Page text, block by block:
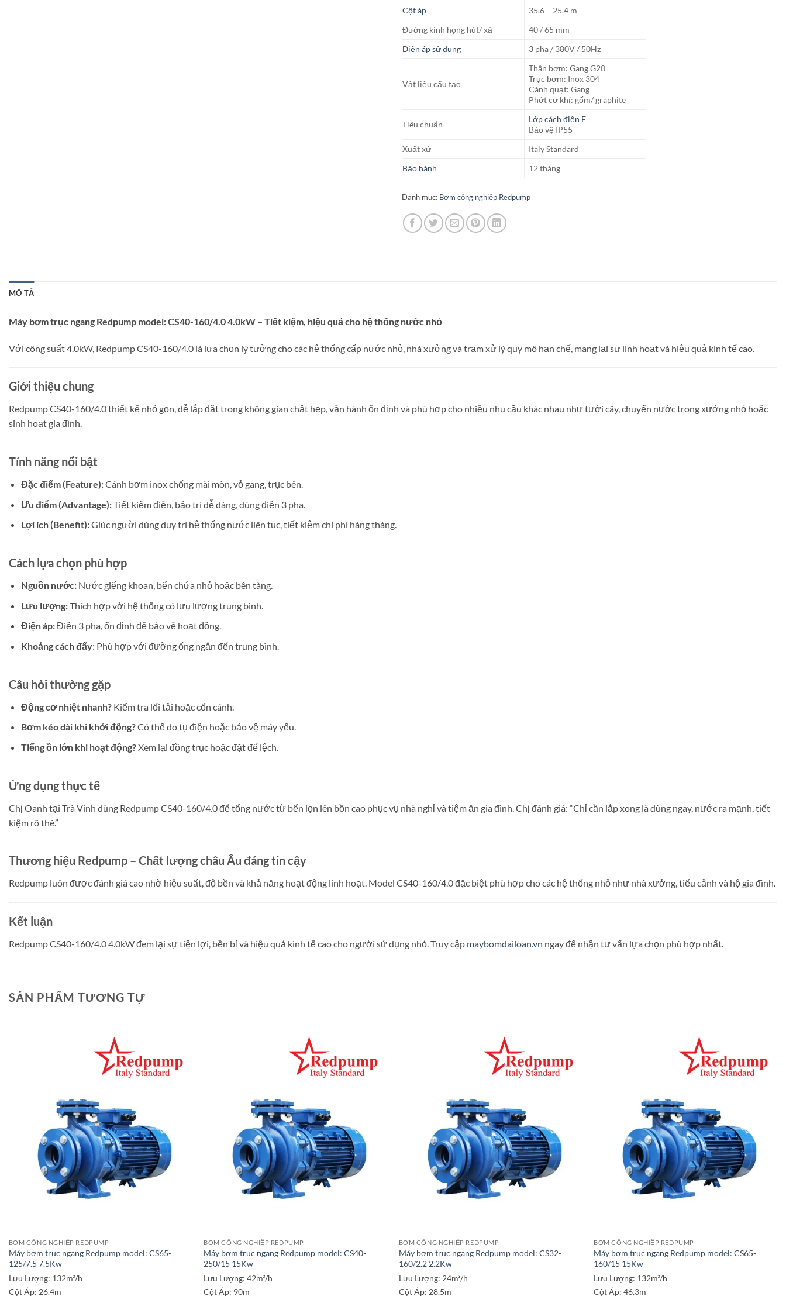
Cột áp
35.6 – 25.4 m
Đường kính họng hút/ xả
40 / 65 mm
Điện áp sử dụng
3 pha / 380V / 50Hz
Vật liệu cấu tạo
Thân bơm: Gang G20
Trục bơm: Inox 304
Cánh quạt: Gang
Phớt cơ khí: gốm/ graphite
Tiêu chuẩn
Lớp cách điện F
Bảo vệ IP55
Xuất xứ
Italy Standard
Bảo hành
12 tháng
Danh mục: Bơm công nghiệp Redpump
MÔ TẢ
Máy bơm trục ngang Redpump model: CS40-160/4.0 4.0kW – Tiết kiệm, hiệu quả cho hệ thống nước nhỏ
Với công suất 4.0kW, Redpump CS40-160/4.0 là lựa chọn lý tưởng cho các hệ thống cấp nước nhỏ, nhà xưởng và trạm xử lý quy mô hạn chế, mang lại sự linh hoạt và hiệu quả kinh tế cao.
Giới thiệu chung
Redpump CS40-160/4.0 thiết kế nhỏ gọn, dễ lắp đặt trong không gian chật hẹp, vận hành ổn định và phù hợp cho nhiều nhu cầu khác nhau như tưới cây, chuyển nước trong xưởng nhỏ hoặc
sinh hoạt gia đình.
Tính năng nổi bật
Đặc điểm (Feature):Cánh bơm inox chống mài mòn, vỏ gang, trục bên.
Ưu điểm (Advantage):Tiết kiệm điện, bảo trì dễ dàng, dùng điện 3 pha.
Lợi ích (Benefit):Giúc người dùng duy trì hệ thống nước liên tục, tiết kiệm chi phí hàng tháng.
Cách lựa chọn phù hợp
Nguồn nước:Nước giếng khoan, bển chứa nhỏ hoặc bên tàng.
Lưu lượng:Thích hợp với hệ thống có lưu lượng trung bình.
Điện áp:Điện 3 pha, ổn định để bảo vệ hoạt động.
Khoảng cách đẩy:Phù hợp với đường ống ngắn đến trung bình.
Câu hỏi thường gặp
Động cơ nhiệt nhanh?Kiểm tra lối tải hoặc cổn cánh.
Bơm kéo dài khi khởi động?Có thể do tụ điện hoặc bảo vệ máy yếu.
Tiếng ồn lớn khi hoạt động?Xem lại đồng trục hoặc đặt đế lệch.
Ứng dụng thực tế
Chị Oanh tại Trà Vinh dùng Redpump CS40-160/4.0 để tổng nước từ bển lọn lên bồn cao phục vụ nhà nghỉ và tiệm ăn gia đình. Chị đánh giá: “Chỉ cần lắp xong là dùng ngay, nước ra mạnh, tiết
kiệm rõ thê.”
Thương hiệu Redpump – Chất lượng châu Âu đáng tin cậy
Redpump luôn được đánh giá cao nhờ hiệu suất, độ bền và khả năng hoạt động linh hoạt. Model CS40-160/4.0 đặc biệt phù hợp cho các hệ thống nhỏ như nhà xưởng, tiểu cảnh và hộ gia đình.
Kết luận
Redpump CS40-160/4.0 4.0kW đem lại sự tiện lợi, bền bỉ và hiệu quả kinh tế cao cho người sử dụng nhỏ. Truy cập maybomdailoan.vn ngay để nhận tư vấn lựa chọn phù hợp nhất.
SẢN PHẨM TƯƠNG TỰ
BƠM CÔNG NGHIỆP REDPUMP
Máy bơm trục ngang Redpump model: CS65-
125/7.5 7.5Kw
Lưu Lượng: 132m³/h
Cột Áp: 26.4m
BƠM CÔNG NGHIỆP REDPUMP
Máy bơm trục ngang Redpump model: CS40-
250/15 15Kw
Lưu Lượng:42m³/h
Cột Áp: 90m
BƠM CÔNG NGHIỆP REDPUMP
Máy bơm trục ngang Redpump model: CS32-
160/2.2 2.2Kw
Lưu Lượng: 24m³/h
Cột Áp: 28.5m
BƠM CÔNG NGHIỆP REDPUMP
Máy bơm trục ngang Redpump model: CS65-
160/15 15Kw
Lưu Lượng: 132m³/h
Cột Áp:46.3m